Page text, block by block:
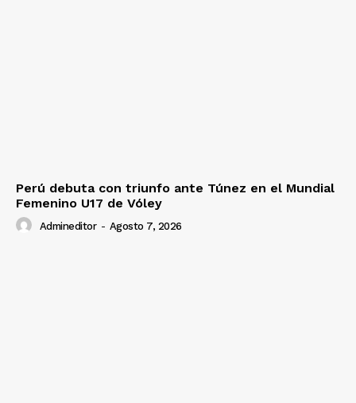
Perú debuta con triunfo ante Túnez en el Mundial
Femenino U17 de Vóley
Admineditor - Agosto 7, 2026